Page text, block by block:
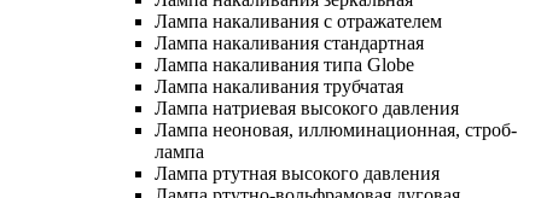
Лампа накаливания с отражателем
Лампа накаливания стандартная
Лампа накаливания типа Globe
Лампа накаливания трубчатая
Лампа натриевая высокого давления
Лампа неоновая, иллюминационная, строб-
лампа
Лампа ртутная высокого давления